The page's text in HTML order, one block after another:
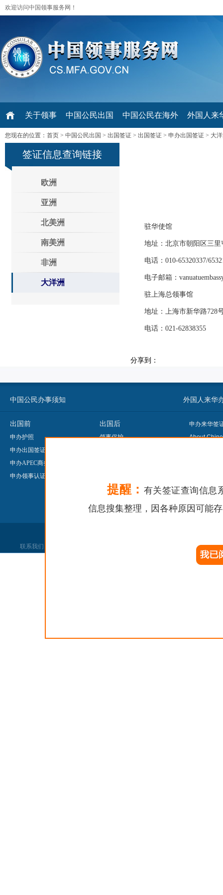
欢迎访问中国领事服务网！
关于领事 中国公民出国 中国公民在海外 外国人来
您现在的位置： 首页 > 中国公民出国 > 出国签证 > 出国签证 > 申办出国签证 > 大
签证信息查询链接
欧洲
亚洲
北美洲
南美洲
非洲
大洋洲
驻华使馆
地址：北京市朝阳区三里
电话：010-65320337/
电子邮箱：
驻上海总领事馆
地址：上海市新华路728号
电话：021-62838355
分享到：
中国公民办事须知 外国人来华
出国前
申办护照
申办出国签证
申办APEC商务旅行卡
申办领事认证
出国后
领事保护
申办婚姻登记
申办来华签
About
联系我们
提醒： 有关签证查询信息
信息搜集整理，因各种原因可能